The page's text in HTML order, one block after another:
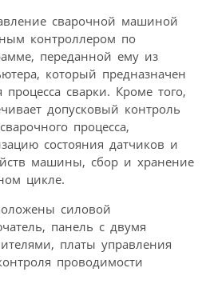
сварочной машиной
контроллером по
переданной ему из
который предназначен
сварки. Кроме того,
допусковый контроль
процесса,
состояния датчиков и
машины, сбор и хранение
цикле.
силовой
панель с двумя
платы управления
проводимости